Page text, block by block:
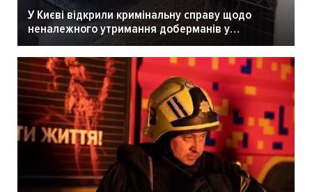
У Києві відкрили кримінальну справу щодо
неналежного утримання доберманів у
розпліднику